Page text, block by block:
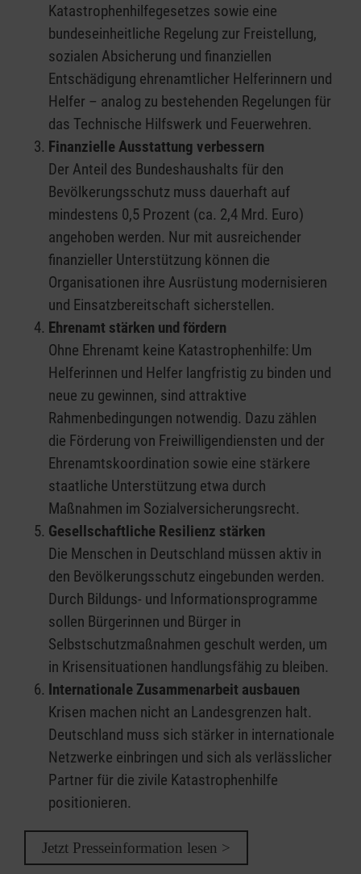
Katastrophenhilfegesetzes sowie eine
bundeseinheitliche Regelung zur Freistellung,
sozialen Absicherung und finanziellen
Entschädigung ehrenamtlicher Helferinnern und
Helfer – analog zu bestehenden Regelungen für
das Technische Hilfswerk und Feuerwehren.
Finanzielle Ausstattung verbessern
Der Anteil des Bundeshaushalts für den
Bevölkerungsschutz muss dauerhaft auf
mindestens 0,5 Prozent (ca. 2,4 Mrd. Euro)
angehoben werden. Nur mit ausreichender
finanzieller Unterstützung können die
Organisationen ihre Ausrüstung modernisieren
und Einsatzbereitschaft sicherstellen.
Ehrenamt stärken und fördern
Ohne Ehrenamt keine Katastrophenhilfe: Um
Helferinnen und Helfer langfristig zu binden und
neue zu gewinnen, sind attraktive
Rahmenbedingungen notwendig. Dazu zählen
die Förderung von Freiwilligendiensten und der
Ehrenamtskoordination sowie eine stärkere
staatliche Unterstützung etwa durch
Maßnahmen im Sozialversicherungsrecht.
Gesellschaftliche Resilienz stärken
Die Menschen in Deutschland müssen aktiv in
den Bevölkerungsschutz eingebunden werden.
Durch Bildungs- und Informationsprogramme
sollen Bürgerinnen und Bürger in
Selbstschutzmaßnahmen geschult werden, um
in Krisensituationen handlungsfähig zu bleiben.
Internationale Zusammenarbeit ausbauen
Krisen machen nicht an Landesgrenzen halt.
Deutschland muss sich stärker in internationale
Netzwerke einbringen und sich als verlässlicher
Partner für die zivile Katastrophenhilfe
positionieren.
Jetzt Presseinformation lesen >